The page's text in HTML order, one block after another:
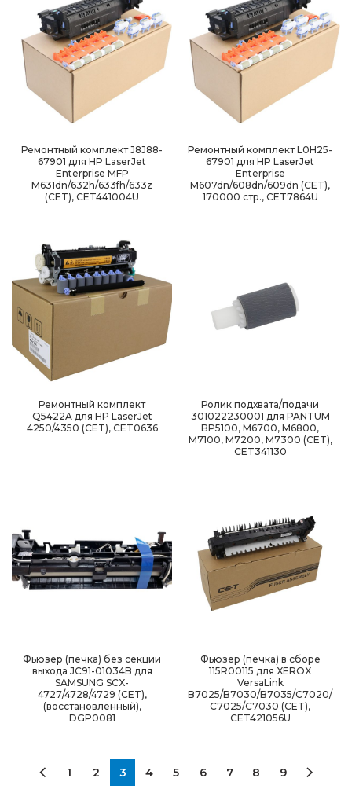
Ремонтный комплект J8J88-
67901 для HP LaserJet
Enterprise MFP
M631dn/632h/633fh/633z
(CET), CET441004U
Ремонтный комплект L0H25-
67901 для HP LaserJet
Enterprise
M607dn/608dn/609dn (CET),
170000 стр., CET7864U
Ремонтный комплект
Q5422A для HP LaserJet
4250/4350 (CET), CET0636
Ролик подхвата/подачи
301022230001 для PANTUM
BP5100, M6700, M6800,
M7100, M7200, M7300 (CET),
CET341130
Фьюзер (печка) без секции
выхода JC91-01034B для
SAMSUNG SCX-
4727/4728/4729 (CET),
(восстановленный),
DGP0081
Фьюзер (печка) в сборе
115R00115 для XEROX
VersaLink
B7025/B7030/B7035/C7020/
C7025/C7030 (CET),
CET421056U
1 2 3 4 5 6 7 8 9